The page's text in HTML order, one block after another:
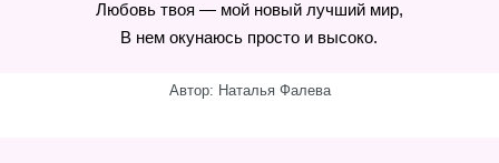
Любовь твоя — мой новый лучший мир,
В нем окунаюсь просто и высоко.
Автор: Наталья Фалева